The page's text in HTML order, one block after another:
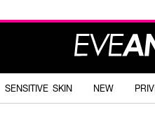
SENSITIVE SKIN NEW